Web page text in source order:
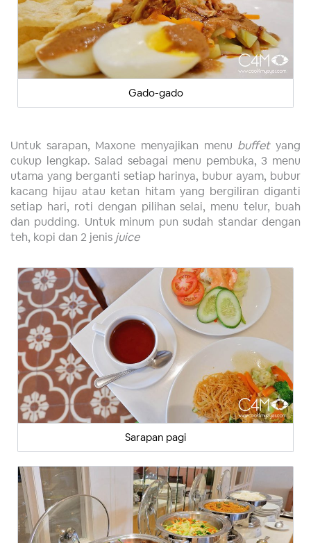
Gado-gado
Untuk sarapan, Maxone menyajikan menu buffetyang
cukup lengkap. Salad sebagai menu pembuka, 3 menu
utama yang berganti setiap harinya, bubur ayam, bubur
kacang hijau atau ketan hitam yang bergiliran diganti
setiap hari, roti dengan pilihan selai, menu telur, buah
dan pudding. Untuk minum pun sudah standar dengan
teh, kopi dan 2 jenis juice
Sarapan pagi